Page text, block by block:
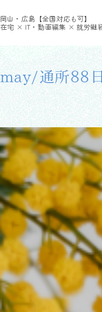
岡山・広島【全国対応も可】
在宅 × IT・動画編集 × 就労継
利
利
may/通所88